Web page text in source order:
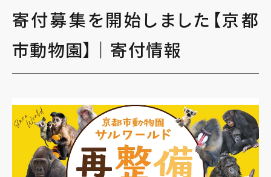
寄付募集を開始しました【京都
市動物園】｜寄付情報